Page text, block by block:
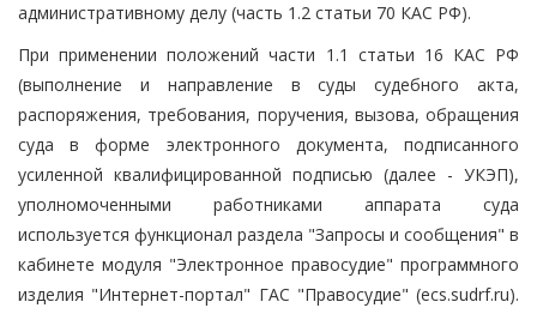
административному делу (часть 1.2 статьи 70 КАС РФ).
При применении положений части 1.1 статьи 16 КАС РФ
(выполнение и направление в суды судебного акта,
распоряжения, требования, поручения, вызова, обращения
суда в форме электронного документа, подписанного
усиленной квалифицированной подписью (далее - УКЭП),
уполномоченными работниками аппарата суда
используется функционал раздела "Запросы и сообщения" в
кабинете модуля "Электронное правосудие" программного
изделия "Интернет-портал" ГАС "Правосудие" (ecs.sudrf.ru).